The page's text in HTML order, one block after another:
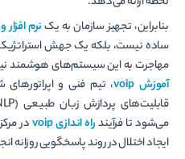
بنابراین، تجهیز سازمان به یکنرم افزار
ساده نیست، بلکه یک جهش استراتژیک
مهاجرت به این سیستم‌های هوشمند
آموزش
، تیم فنی و
می‌شود تا فرآیندراه اندازیvoip
در
ایجاد اختلال در روند پاسخگویی روزانه